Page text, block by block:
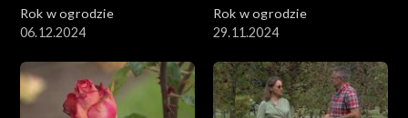
Rok w ogrodzie
06.12.2024
Rok w ogrodzie
29.11.2024